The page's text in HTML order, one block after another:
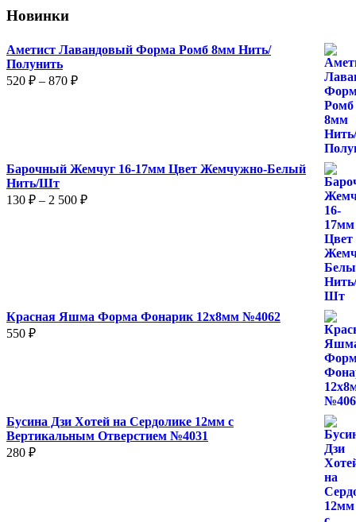
Новинки
Аметист Лавандовый Форма Ромб 8мм Нить/
Полунить
520 ₽ – 870 ₽Диапазон
Барочный Жемчуг 16-17мм Цвет Жемчужно-Белый
Нить/Шт
130 ₽ – 2 500 ₽Диапазон
Красная Яшма Форма Фонарик 12x8мм №4062
550 ₽
Бусина Дзи Хотей на Сердолике 12мм с
Вертикальным Отверстием №4031
280 ₽